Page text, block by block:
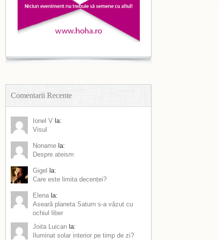
Comentarii Recente
Ionel V la:
Visul
Noname la:
Despre ateism
Gigel
la:
Care este limita decenței?
Elena la:
Aseară planeta Saturn s-a văzut cu
ochiul liber
Joita Luican la:
Iluminat solar interior pe timp de zi?